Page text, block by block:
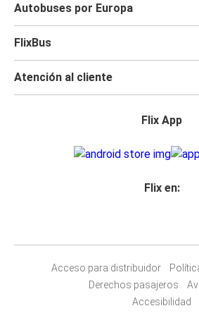
Autobuses por Europa
FlixBus
Atención al cliente
Flix App
Flix en:
Acceso para distribuidor
Derechos pasajeros
Accesibilidad